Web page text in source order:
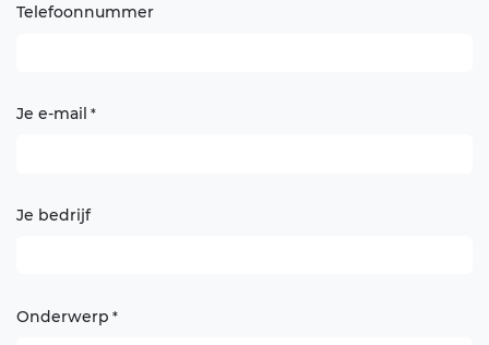
Telefoonnummer
Je e-mail *
Je bedrijf
Onderwerp *